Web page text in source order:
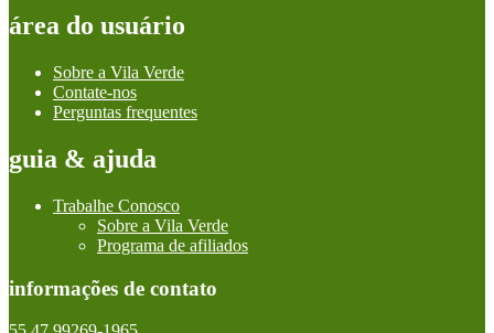
área do usuário
Sobre a Vila Verde
Contate-nos
Perguntas frequentes
guia & ajuda
Trabalhe Conosco
Sobre a Vila Verde
Programa de afiliados
informações de contato